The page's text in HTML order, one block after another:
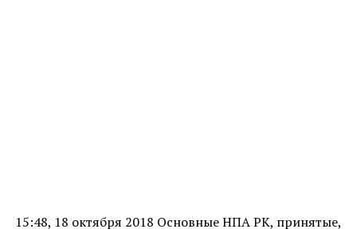
15:48, 18 октября 2018 Основные НПА РК, принятые,